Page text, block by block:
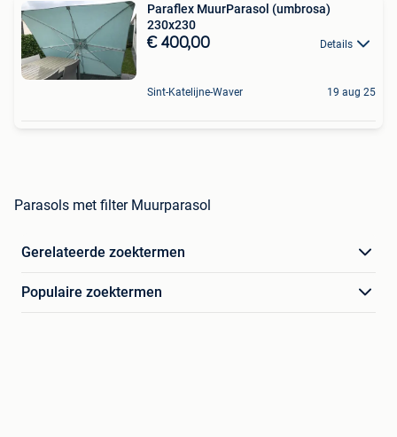
Paraflex MuurParasol (umbrosa)
230x230
€ 400,00 Details
Sint-Katelijne-Waver 19 aug 25
Parasols met filter Muurparasol
Gerelateerde zoektermen
Populaire zoektermen